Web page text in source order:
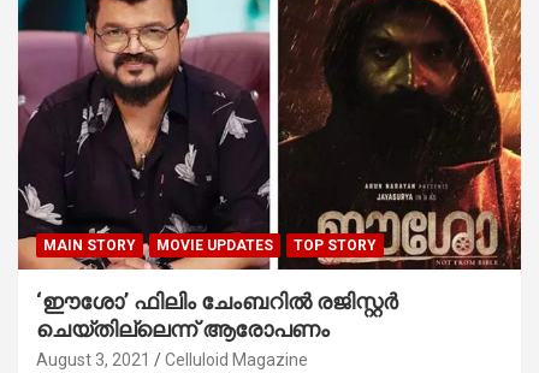
MAIN STORY MOVIE UPDATES TOP STORY
‘ഈശോ’ ഫിലിം ചേംബറില്‍ രജിസ്റ്റര്‍
ചെയ്തില്ലെന്ന് ആരോപണം
August 3, 2021 Celluloid Magazine